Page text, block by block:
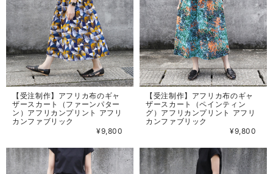
【受注制作】アフリカ布のギャ
ザースカート（ファーンパター
ン）アフリカンプリント アフリ
カンファブリック
¥9,800
【受注制作】アフリカ布のギャ
ザースカート（ペインティン
グ）アフリカンプリント アフリ
カンファブリック
¥9,800